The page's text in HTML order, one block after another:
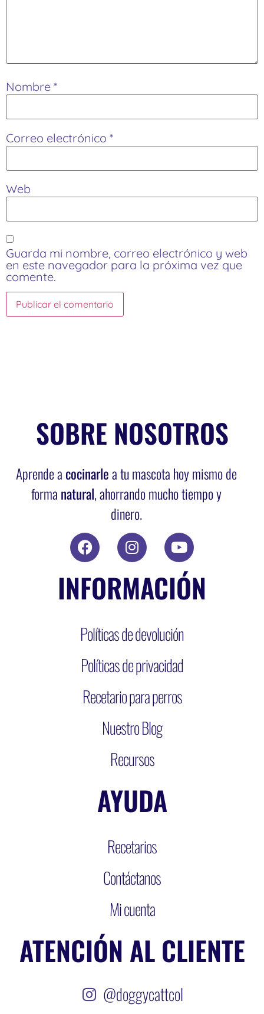
Nombre *
Correo electrónico *
Web
Guarda mi nombre, correo electrónico y web
en este navegador para la próxima vez que
comente.
SOBRE NOSOTROS
Aprende a cocinarlea tu mascota hoy mismo de
forma natural, ahorrando mucho tiempo y
dinero.
INFORMACIÓN
Políticas de devolución
Políticas de privacidad
Recetario para perros
Nuestro Blog
Recursos
AYUDA
Recetarios
Contáctanos
Mi cuenta
ATENCIÓN AL CLIENTE
@doggycattcol